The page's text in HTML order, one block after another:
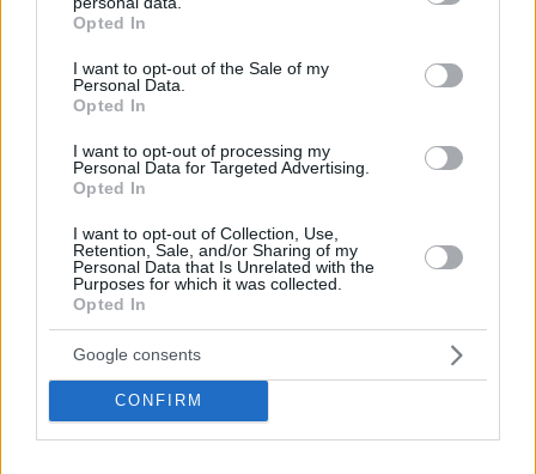
grant or deny consent to Google and its third-party tags to
use your data for below specified purposes in below Google
consent section.
Opted In
I want to opt-out of the Sale of my
Personal Data.
Opted In
I want to opt-out of processing my
Personal Data for Targeted Advertising.
Opted In
I want to opt-out of Collection, Use,
Retention, Sale, and/or Sharing of my
Personal Data that Is Unrelated with the
Purposes for which it was collected.
Opted In
Google consents
CONFIRM
Ανεύρυσμα: Απλό τεστ του αντίχειρα προμηνύει
τον αυξημένο κίνδυνο – Γίνεται σε 1 λεπτό